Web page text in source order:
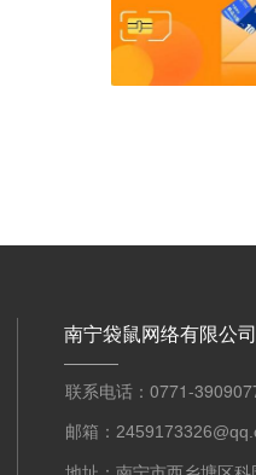
南宁袋鼠网络有限公司
联系电话：0771-
邮箱：